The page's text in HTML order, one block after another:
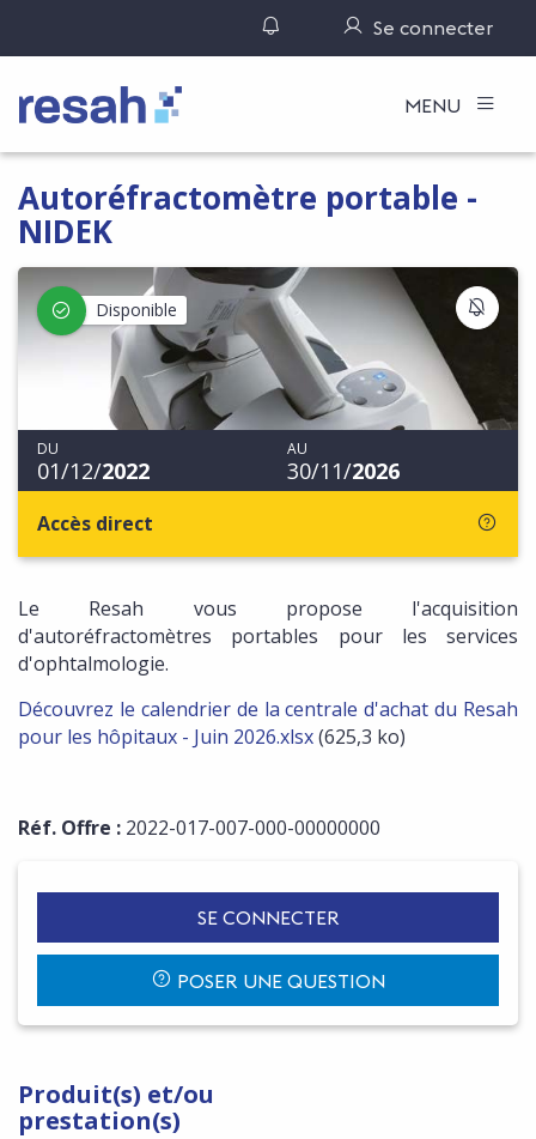
Gérer ses notifications
Se connecter
Logo Resah MENU
Autoréfractomètre portable -
NIDEK
Disponible
DU
01/12/2022
AU
30/11/2026
Accès direct
Le Resah vous propose l'acquisition
d'autoréfractomètres portables pour les services
d'ophtalmologie.
Découvrez le calendrier de la centrale d'achat du Resah
pour les hôpitaux - Juin 2026.xlsx(625,3 ko)
Réf. Offre : 2022-017-007-000-00000000
SE CONNECTER
POSER UNE QUESTION
Produit(s) et/ou
prestation(s)